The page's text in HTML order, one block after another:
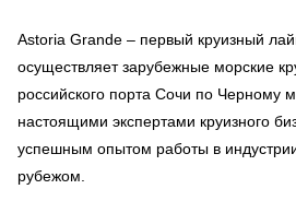
Astoria Grande – первый круизный
осуществляет зарубежные морские
российского порта Сочи по Черному
настоящими экспертами круизного
успешным опытом работы в
рубежом.